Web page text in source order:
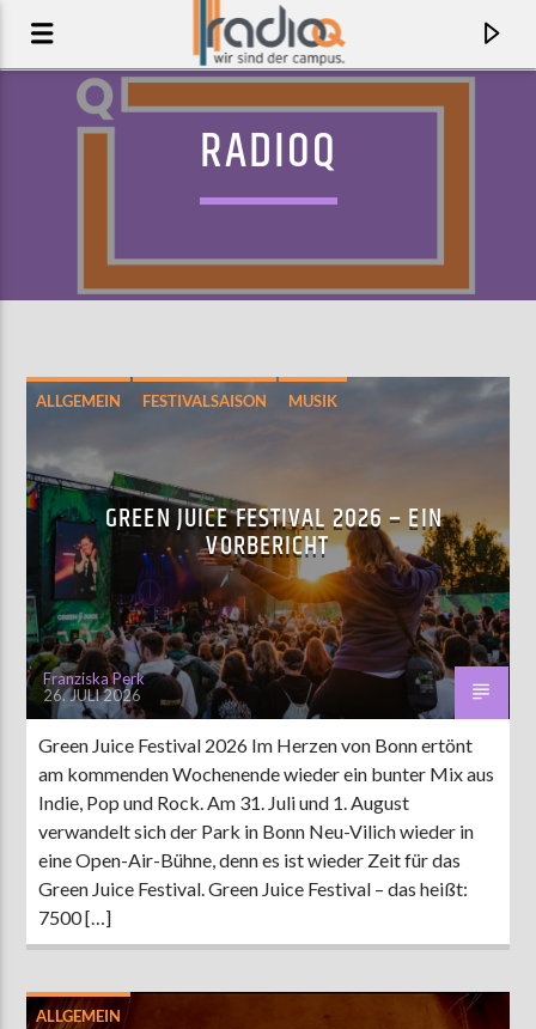
AKTUELLER TRACK
TOO SLOW (ALL NIGHT)
ELIZA ROSE & OPPIDAN
AKTUELLE SENDUNG
MOEBIUS
12:00 18:00
ZU HÖREN IN Münster 90,9 MHzSteinfurt103,9 MHz
RADIOQ
ALLGEMEIN FESTIVALSAISON MUSIK
GREEN JUICE FESTIVAL 2026 – EIN
VORBERICHT
Franziska Perk
26. JULI 2026
Green Juice Festival 2026 Im Herzen von Bonn ertönt
am kommenden Wochenende wieder ein bunter Mix aus
Indie, Pop und Rock. Am 31. Juli und 1. August
verwandelt sich der Park in Bonn Neu-Vilich wieder in
eine Open-Air-Bühne, denn es ist wieder Zeit für das
Green Juice Festival. Green Juice Festival – das heißt:
7500 […]
ALLGEMEIN